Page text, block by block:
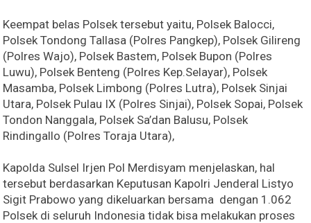
Keempat belas Polsek tersebut yaitu, Polsek Balocci,
Polsek Tondong Tallasa (Polres Pangkep), Polsek Gilireng
(Polres Wajo), Polsek Bastem, Polsek Bupon (Polres
Luwu), Polsek Benteng (Polres Kep.Selayar), Polsek
Masamba, Polsek Limbong (Polres Lutra), Polsek Sinjai
Utara, Polsek Pulau IX (Polres Sinjai), Polsek Sopai, Polsek
Tondon Nanggala, Polsek Sa’dan Balusu, Polsek
Rindingallo (Polres Toraja Utara),
Kapolda Sulsel Irjen Pol Merdisyam menjelaskan, hal
tersebut berdasarkan Keputusan Kapolri Jenderal Listyo
Sigit Prabowo yang dikeluarkan bersama dengan 1.062
Polsek di seluruh Indonesia tidak bisa melakukan proses